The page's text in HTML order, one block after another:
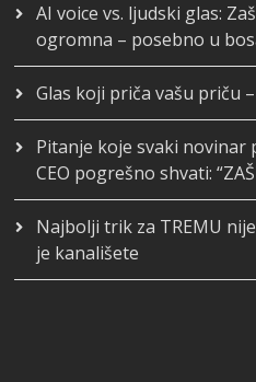
AI voice vs. ljudski glas:
ogromna – posebno u
Glas koji priča vašu priču
Pitanje koje svaki novinar
CEO pogrešno shvati:
Najbolji trik za TREMU
je kanališete